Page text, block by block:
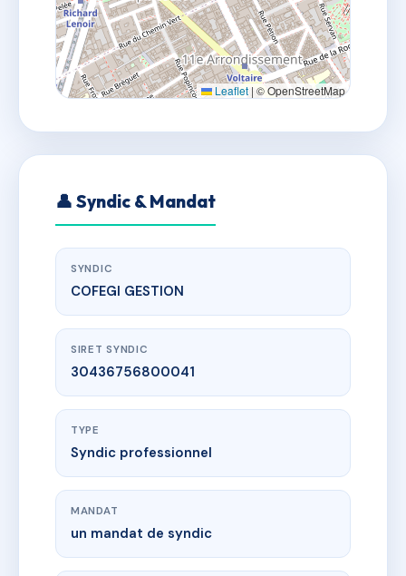
Leaflet | © OpenStreetMap
👤 Syndic & Mandat
SYNDIC
COFEGI GESTION
SIRET SYNDIC
30436756800041
TYPE
Syndic professionnel
MANDAT
un mandat de syndic